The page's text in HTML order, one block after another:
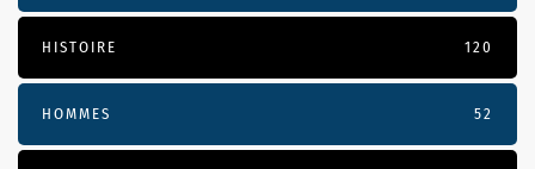
HISTOIRE 120
HOMMES 52